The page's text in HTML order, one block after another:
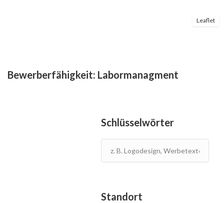
Leaflet
Bewerberfähigkeit: Labormanagment
Schlüsselwörter
Standort